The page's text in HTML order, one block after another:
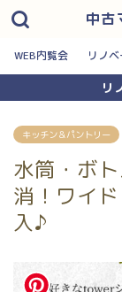
中古
WEB内覧会 リノ
リ
キッチン＆パントリー
水筒・ボ
消！ワイ
入♪